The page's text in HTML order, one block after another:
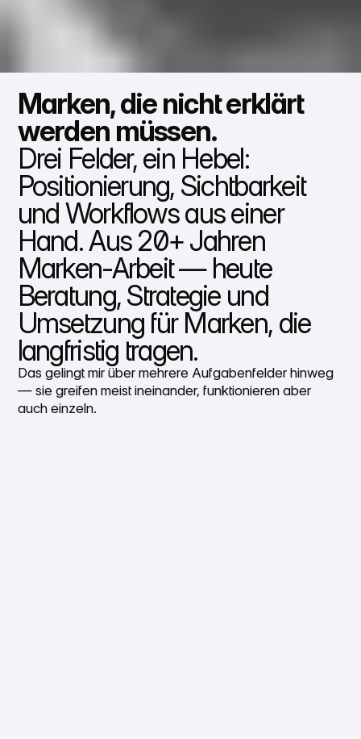
Marken, die nicht erklärt
werden müssen.
Drei Felder, ein Hebel:
Positionierung, Sichtbarkeit
und Workflows aus einer
Hand. Aus 20+ Jahren
Marken-Arbeit — heute
Beratung, Strategie und
Umsetzung für Marken, die
langfristig tragen.
Das gelingt mir über mehrere Aufgabenfelder hinweg
— sie greifen meist ineinander, funktionieren aber
auch einzeln.